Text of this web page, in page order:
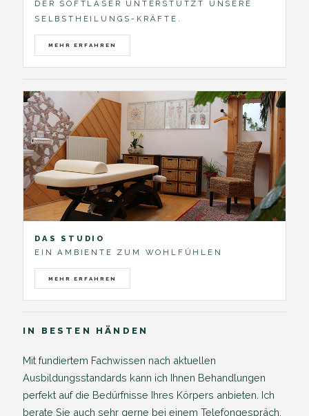
DER SOFTLASER UNTERSTÜTZT UNSERE
SELBSTHEILUNGS-KRÄFTE.
MEHR ERFAHREN
DAS STUDIO
EIN AMBIENTE ZUM WOHLFÜHLEN
MEHR ERFAHREN
IN BESTEN HÄNDEN
Mit fundiertem Fachwissen nach aktuellen
Ausbildungsstandards kann ich Ihnen Behandlungen
perfekt auf die Bedürfnisse Ihres Körpers anbieten. Ich
berate Sie auch sehr gerne bei einem Telefongespräch.